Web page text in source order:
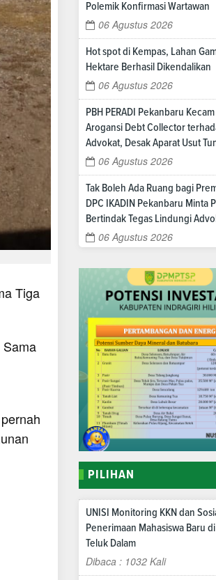
Tiga
Polemik Konfirmasi Wartawan
06 Agustus 2026
Hot spot di Kempas, Lahan
Hektare Berhasil Dikendalikan
06 Agustus 2026
PBH PERADI Pekanbaru
Arogansi Debt Collector
Advokat, Desak Aparat Usut
06 Agustus 2026
Tak Boleh Ada Ruang bagi
DPC IKADIN Pekanbaru Minta
Bertindak Tegas Lindungi
06 Agustus 2026
PILIHAN
UNISI Monitoring KKN dan
Penerimaan Mahasiswa Baru
Teluk Dalam
Dibaca : 1032 Kali